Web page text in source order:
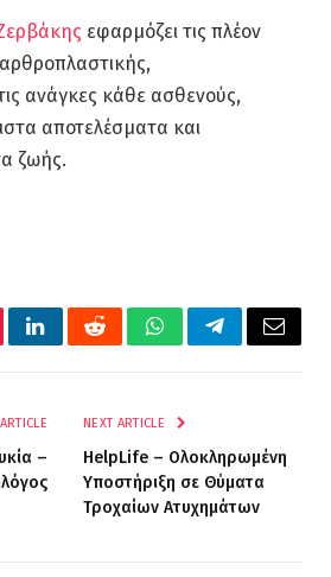
εφαρμόζει τις πλέον
αρθροπλαστικής,
ανάγκες κάθε ασθενούς,
αποτελέσματα και
ζωής.
LinkedInRedditWhatsAppTelegramEmail
–
NEXT ARTICLE
HelpLife – Ολοκληρωμένη
Υποστήριξη σε Θύματα
Τροχαίων Ατυχημάτων